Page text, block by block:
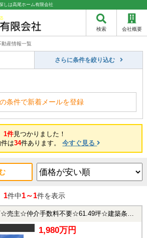
しは高尾ホーム有限会社
検索 会社概要
動産情報一覧
さらに条件を絞り込む
条件で新着メールを登録
1件見つかりました！
は34件あります。今すぐ見る
1件中1～1件を表示
介手数料不要☆61.49坪☆建築条件無し◎】 八王子市川町244-41の土地
1,980万円